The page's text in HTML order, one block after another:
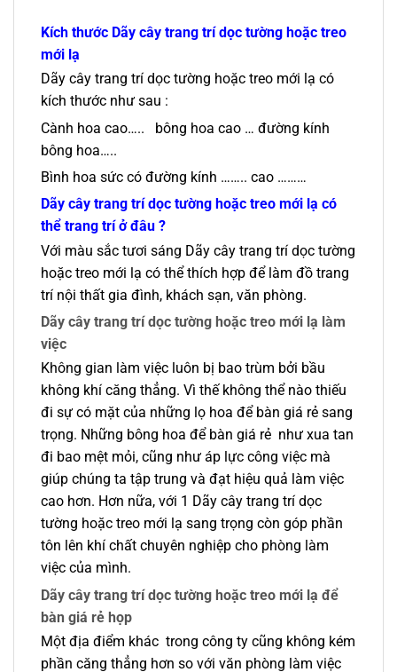
Kích thước Dãy cây trang trí dọc tường hoặc treo
mới lạ
Dãy cây trang trí dọc tường hoặc treo mới lạ có
kích thước như sau :
Cành hoa cao….. bông hoa cao … đường kính
bông hoa…..
Bình hoa sức có đường kính …….. cao ………
Dãy cây trang trí dọc tường hoặc treo mới lạ có
thể trang trí ở đâu ?
Với màu sắc tươi sáng Dãy cây trang trí dọc tường
hoặc treo mới lạ có thể thích hợp để làm đồ trang
trí nội thất gia đình, khách sạn, văn phòng.
Dãy cây trang trí dọc tường hoặc treo mới lạ làm
việc
Không gian làm việc luôn bị bao trùm bởi bầu
không khí căng thẳng. Vì thế không thể nào thiếu
đi sự có mặt của những lọ hoa để bàn giá rẻ sang
trọng. Những bông hoa để bàn giá rẻ như xua tan
đi bao mệt mỏi, cũng như áp lực công việc mà
giúp chúng ta tập trung và đạt hiệu quả làm việc
cao hơn. Hơn nữa, với 1 Dãy cây trang trí dọc
tường hoặc treo mới lạ sang trọng còn góp phần
tôn lên khí chất chuyên nghiệp cho phòng làm
việc của mình.
Dãy cây trang trí dọc tường hoặc treo mới lạ để
bàn giá rẻ họp
Một địa điểm khác trong công ty cũng không kém
phần căng thẳng hơn so với văn phòng làm việc